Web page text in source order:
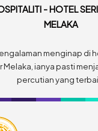
- HOTEL
MELAKA
menginap di
Melaka, ianya pasti
percutian yang